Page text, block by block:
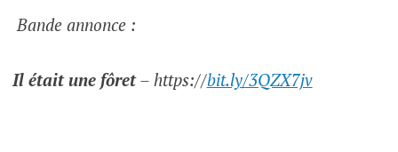
Bande annonce :
Il était une fôret– https://bit.ly/3QZX7jv